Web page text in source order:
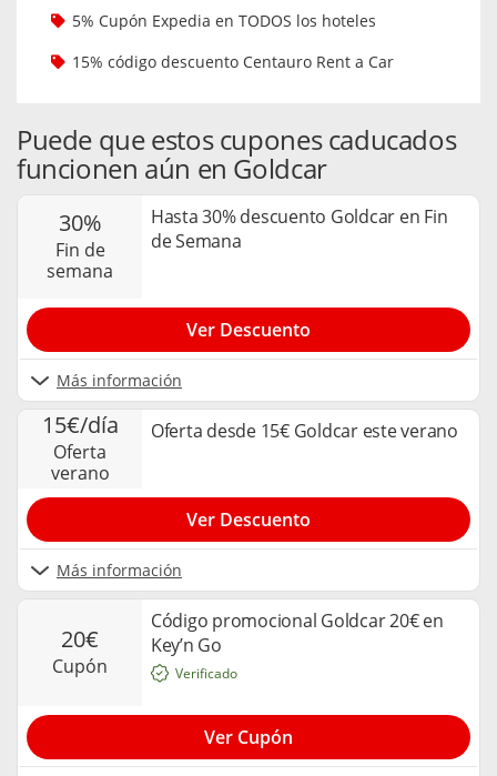
5% Cupón Expedia en TODOS los hoteles
15% código descuento Centauro Rent a Car
Puede que estos cupones caducados
funcionen aún en Goldcar
30%
fin de
semana
Hasta 30% descuento Goldcar en Fin
de Semana
Más información
Ver Descuento
15€/día
oferta
verano
Oferta desde 15€ Goldcar este verano
Más información
Ver Descuento
20€
cupón
Código promocional Goldcar 20€ en
Key’n Go
Verificado
Ver Cupón